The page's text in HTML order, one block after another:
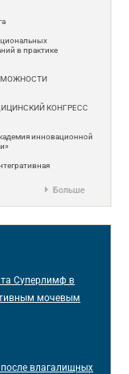
в практике
КОНГРЕСС
инновационной
Больше
Суперлимф в
мочевым
после влагалищных